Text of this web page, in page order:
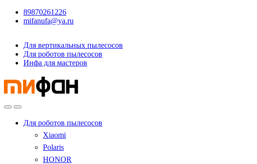
89870261226
mifanufa@ya.ru
Для вертикальных пылесосов
Для роботов пылесосов
Инфа для мастеров
Для роботов пылесосов
Xiaomi
Polaris
HONOR